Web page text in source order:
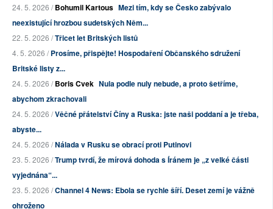
24. 5. 2026 /Bohumil Kartous Mezi tím, kdy se Česko zabývalo
neexistující hrozbou sudetských Něm...
22. 5. 2026 /Třicet let Britských listů
4. 5. 2026 /Prosíme, přispějte! Hospodaření Občanského sdružení
Britské listy z...
24. 5. 2026 /Boris Cvek Nula podle nuly nebude, a proto šetříme,
abychom zkrachovali
24. 5. 2026 /Věčné přátelství Číny a Ruska: jste naši poddaní a je třeba,
abyste...
24. 5. 2026 /Nálada v Rusku se obrací proti Putinovi
23. 5. 2026 /Trump tvrdí, že mírová dohoda s Íránem je „z velké části
vyjednána“...
23. 5. 2026 /Channel 4 News: Ebola se rychle šíří. Deset zemí je vážně
ohroženo